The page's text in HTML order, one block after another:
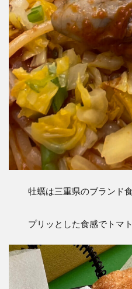
牡蠣は三重県のブランド
プリッとした食感でトマ